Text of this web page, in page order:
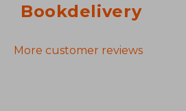
Bookdelivery
More customer reviews